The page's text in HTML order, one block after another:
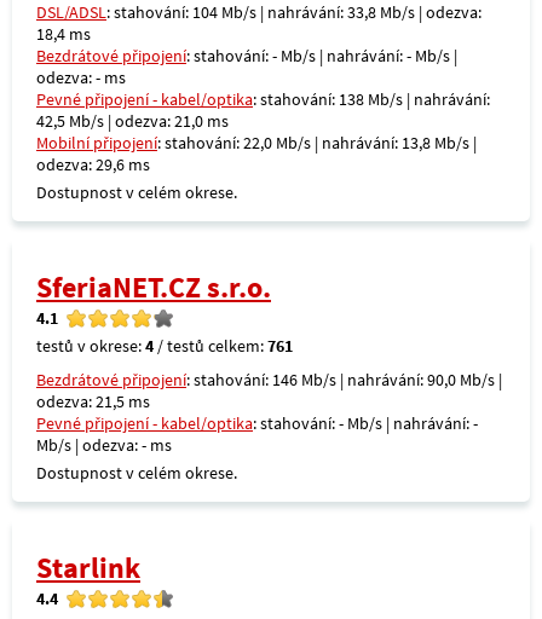
DSL/ADSL: stahování: 104 Mb/s | nahrávání: 33,8 Mb/s | odezva:
18,4 ms
Bezdrátové připojení: stahování: - Mb/s | nahrávání: - Mb/s |
odezva: - ms
Pevné připojení - kabel/optika: stahování: 138 Mb/s | nahrávání:
42,5 Mb/s | odezva: 21,0 ms
Mobilní připojení: stahování: 22,0 Mb/s | nahrávání: 13,8 Mb/s |
odezva: 29,6 ms
Dostupnost v celém okrese.
SferiaNET.CZ s.r.o.
4.1
testů v okrese:4 / testů celkem:761
Bezdrátové připojení: stahování: 146 Mb/s | nahrávání: 90,0 Mb/s |
odezva: 21,5 ms
Pevné připojení - kabel/optika: stahování: - Mb/s | nahrávání: -
Mb/s | odezva: - ms
Dostupnost v celém okrese.
Starlink
4.4